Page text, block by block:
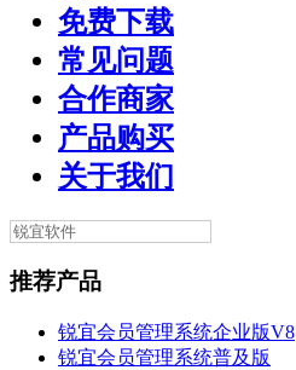
免费下载
常见问题
合作商家
产品购买
关于我们
推荐产品
锐宜会员管理系统企业版V8
锐宜会员管理系统普及版